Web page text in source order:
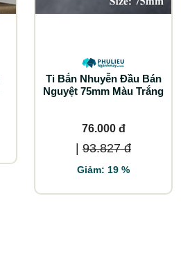
Ti Bắn Nhuyễn Đầu Bán
Nguyệt 75mm Màu Trắng
76.000 đ
93.827 đ
Giảm: 19 %